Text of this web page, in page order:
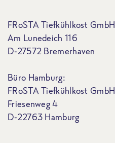
FRoSTA Tiefkühlkost GmbH
Am Lunedeich 116
D-27572 Bremerhaven
Büro Hamburg:
FRoSTA Tiefkühlkost GmbH
Friesenweg 4
D-22763 Hamburg